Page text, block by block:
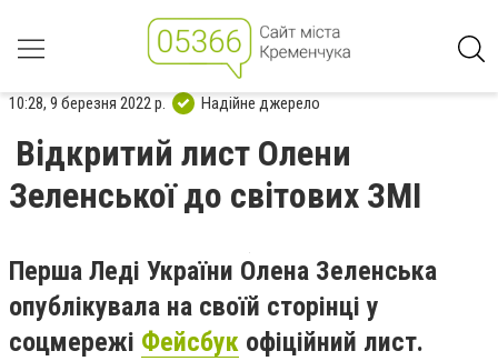
10:28, 9 березня 2022 р. Надійне джерело
Відкритий лист Олени
Зеленської до світових ЗМІ
Перша Леді України Олена Зеленська
опублікувала на своїй сторінці у
соцмережі Фейсбук офіційний лист.